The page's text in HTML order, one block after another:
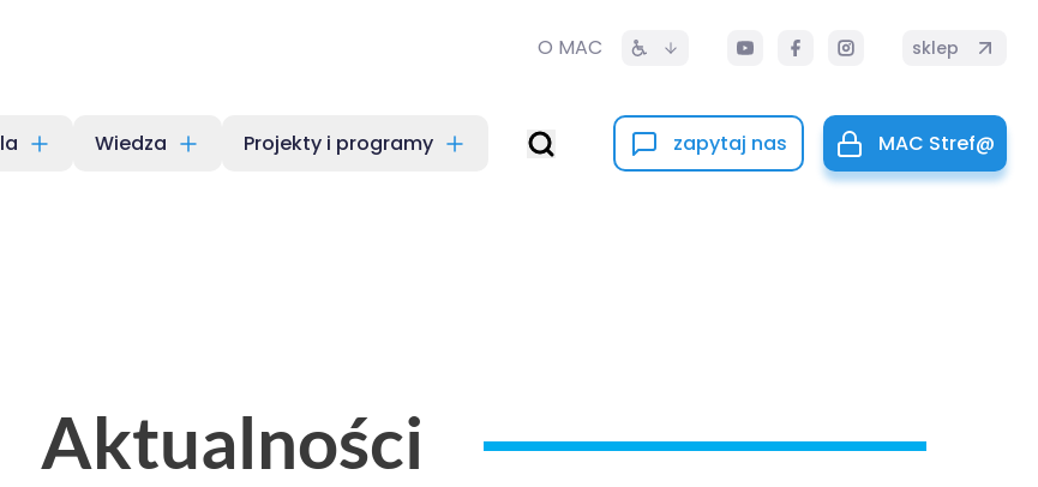
O MAC sklep
Wiedza Projekty i programy zapytaj nas MAC Stref@
Aktualności